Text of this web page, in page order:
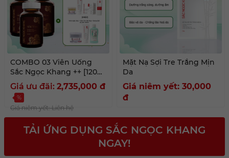
COMBO 03 Viên Uống
Sắc Ngọc Khang ++ [120
Viên] kèm quà tặng
Giá ưu đãi: 2,735,000 đ
%
Giá niêm yết: Liên hệ
Mặt Nạ Sợi Tre Trắng Mịn
Da
Giá niêm yết: 30,000
đ
TẢI ỨNG DỤNG SẮC NGỌC KHANG
NGAY!